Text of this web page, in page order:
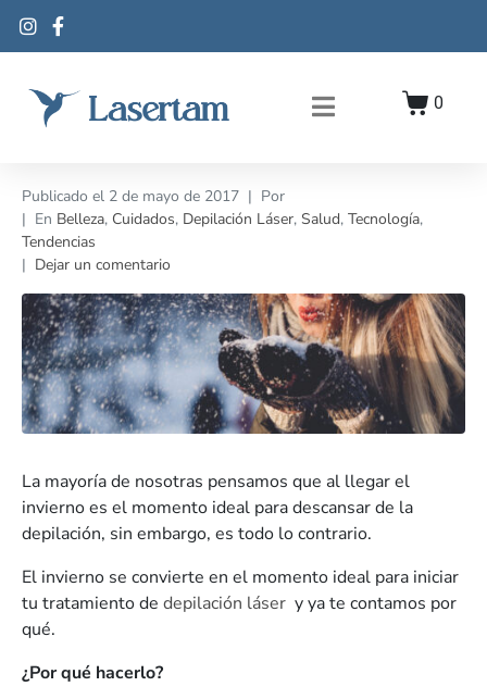
0
Publicado el 2 de mayo de 2017
Por
En Belleza, Cuidados, Depilación Láser, Salud, Tecnología,
Tendencias
Dejar un comentario
La mayoría de nosotras pensamos que al llegar el
invierno es el momento ideal para descansar de la
depilación, sin embargo, es todo lo contrario.
El invierno se convierte en el momento ideal para iniciar
tu tratamiento de depilación láser y ya te contamos por
qué.
¿Por qué hacerlo?